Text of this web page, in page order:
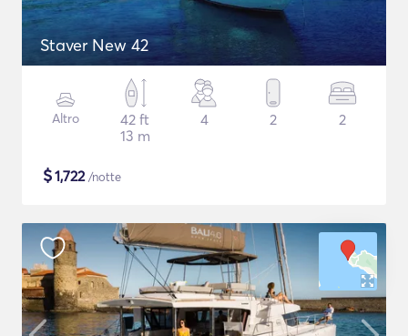
Staver New 42
Altro
42 ft
13 m
4 2 2
$1,722/notte